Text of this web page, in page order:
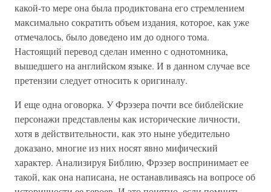
какой-то мере она была продиктована его стремлением
максимально сократить объем издания, которое, как уже
отмечалось, было доведено им до одного тома.
Настоящий перевод сделан именно с однотомника,
вышедшего на английском языке. И в данном случае все
претензии следует относить к оригиналу.
И еще одна оговорка. У Фрэзера почти все библейские
персонажи представлены как исторические личности,
хотя в действительности, как это ныне убедительно
доказано, многие из них носят явно мифический
характер. Анализируя Библию, Фрэзер воспринимает ее
такой, как она написана, не останавливаясь на вопросе об